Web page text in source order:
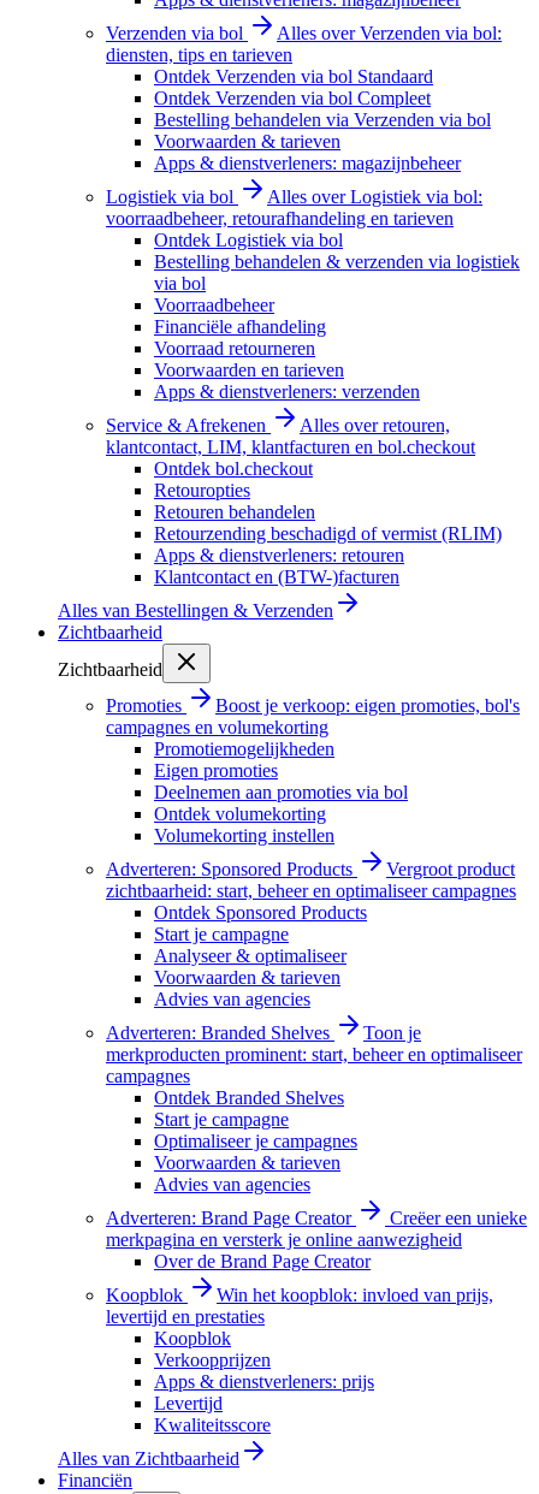
Verzenden via bol
Alles over Verzenden via bol:
diensten, tips en tarieven
Ontdek Verzenden via bol Standaard
Ontdek Verzenden via bol Compleet
Bestelling behandelen via Verzenden via bol
Voorwaarden & tarieven
Apps & dienstverleners: magazijnbeheer
Logistiek via bol
Alles over Logistiek via bol:
voorraadbeheer, retourafhandeling en tarieven
Ontdek Logistiek via bol
Bestelling behandelen & verzenden via logistiek
via bol
Voorraadbeheer
Financiële afhandeling
Voorraad retourneren
Voorwaarden en tarieven
Apps & dienstverleners: verzenden
Service & Afrekenen
Alles over retouren,
klantcontact, LIM, klantfacturen en bol.checkout
Ontdek bol.checkout
Retouropties
Retouren behandelen
Retourzending beschadigd of vermist (RLIM)
Apps & dienstverleners: retouren
Klantcontact en (BTW-)facturen
Alles van Bestellingen & Verzenden
Zichtbaarheid
Zichtbaarheid
Promoties
Boost je verkoop: eigen promoties, bol's
campagnes en volumekorting
Promotiemogelijkheden
Eigen promoties
Deelnemen aan promoties via bol
Ontdek volumekorting
Volumekorting instellen
Adverteren: Sponsored Products
Vergroot product
zichtbaarheid: start, beheer en optimaliseer campagnes
Ontdek Sponsored Products
Start je campagne
Analyseer & optimaliseer
Voorwaarden & tarieven
Advies van agencies
Adverteren: Branded Shelves
Toon je
merkproducten prominent: start, beheer en optimaliseer
campagnes
Ontdek Branded Shelves
Start je campagne
Optimaliseer je campagnes
Voorwaarden & tarieven
Advies van agencies
Adverteren: Brand Page Creator
Creëer een unieke
merkpagina en versterk je online aanwezigheid
Over de Brand Page Creator
Koopblok
Win het koopblok: invloed van prijs,
levertijd en prestaties
Koopblok
Verkoopprijzen
Apps & dienstverleners: prijs
Levertijd
Kwaliteitsscore
Alles van Zichtbaarheid
Financiën